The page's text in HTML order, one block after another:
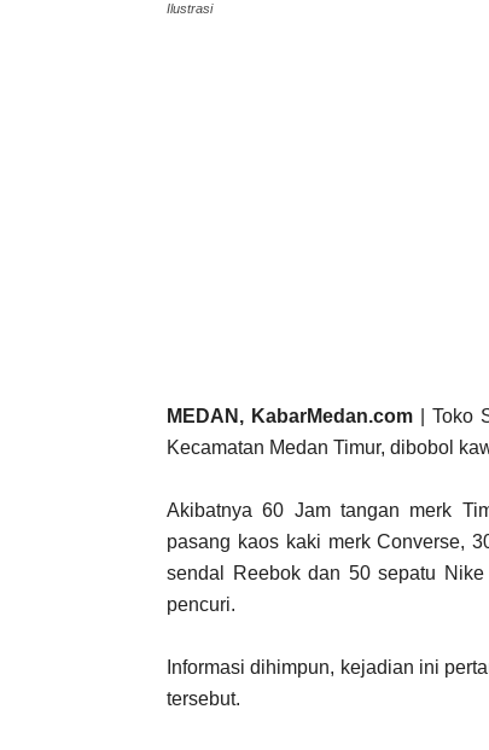
Ilustrasi
MEDAN, KabarMedan.com| Toko
Kecamatan Medan Timur, dibobol
Akibatnya 60 Jam tangan merk
pasang kaos kaki merk Converse,
sendal Reebok dan 50 sepatu
pencuri.
Informasi dihimpun, kejadian ini
tersebut.